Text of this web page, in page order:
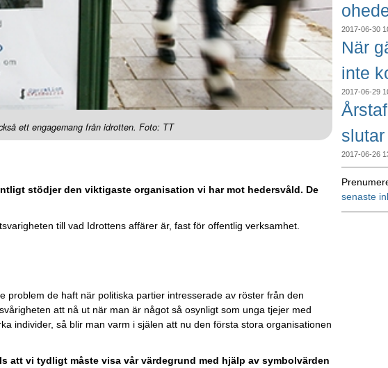
ett engagemang från idrotten. Foto: TT
stödjer den viktigaste organisation vi har mot hedersvåld. De
till vad Idrottens affärer är, fast för offentlig verksamhet.
problem de haft när politiska partier intresserade av röster från den
att nå ut när man är något så osynligt som unga tjejer med
individer, så blir man varm i själen att nu den första stora organisationen
att vi tydligt måste visa vår värdegrund med hjälp av symbolvärden
2017-06-30
När
inte
2017-06-29
2017-06-26
senaste